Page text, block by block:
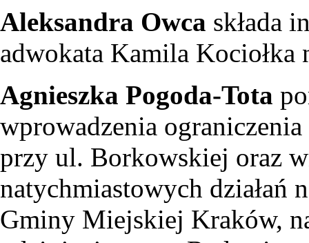
Aleksandra Owca składa
adwokata Kamila Kociołka
Agnieszka Pogoda-Tota
wprowadzenia
przy ul. Borkowskiej oraz
natychmiastowych działań
Gminy Miejskiej Kraków,